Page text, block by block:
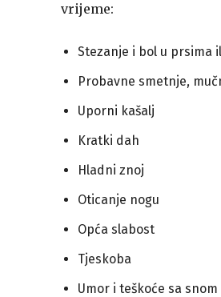
vrijeme:
Stezanje i bol u prsima
Probavne smetnje,
Uporni kašalj
Kratki dah
Hladni znoj
Oticanje nogu
Opća slabost
Tjeskoba
Umor i teškoće sa snom